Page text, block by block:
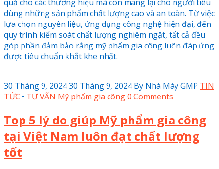
quả cho các thương hiệu mà còn mang lại cho người tiêu
dùng những sản phẩm chất lượng cao và an toàn. Từ việc
lựa chọn nguyên liệu, ứng dụng công nghệ hiện đại, đến
quy trình kiểm soát chất lượng nghiêm ngặt, tất cả đều
góp phần đảm bảo rằng mỹ phẩm gia công luôn đáp ứng
được tiêu chuẩn khắt khe nhất.
30 Tháng 9, 202430 Tháng 9, 2024 By Nhà Máy GMP TIN
TỨC • TƯ VẤN Mỹ phẩm gia công0 Comments
Top 5 lý do giúp Mỹ phẩm gia công
tại Việt Nam luôn đạt chất lượng
tốt